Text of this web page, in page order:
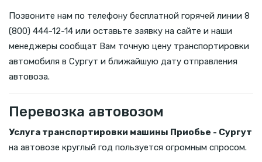
Позвоните нам по телефону бесплатной горячей линии 8
(800) 444-12-14 или оставьте заявку на сайте и наши
менеджеры сообщат Вам точную цену транспортировки
автомобиля в Сургут и ближайшую дату отправления
автовоза.
Перевозка автовозом
Услуга транспортировки машины Приобье - Сургут
на автовозе круглый год пользуется огромным спросом.